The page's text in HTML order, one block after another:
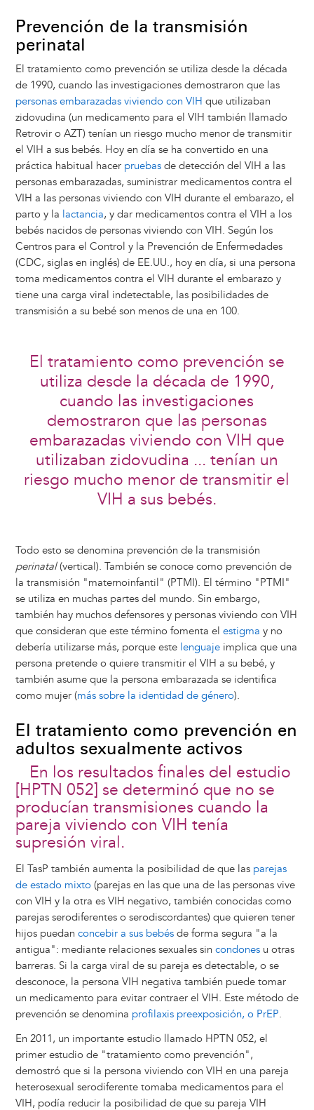
Prevención de la transmisión
perinatal
El tratamiento como prevención se utiliza desde la década
de 1990, cuando las investigaciones demostraron que las
personas embarazadas viviendo con VIH que utilizaban
zidovudina (un medicamento para el VIH también llamado
Retrovir o AZT) tenían un riesgo mucho menor de transmitir
el VIH a sus bebés. Hoy en día se ha convertido en una
práctica habitual hacer pruebasde detección del VIH a las
personas embarazadas, suministrar medicamentos contra el
VIH a las personas viviendo con VIH durante el embarazo, el
parto y la lactancia, y dar medicamentos contra el VIH a los
bebés nacidos de personas viviendo con VIH. Según los
Centros para el Control y la Prevención de Enfermedades
(CDC, siglas en inglés) de EE.UU., hoy en día, si una persona
toma medicamentos contra el VIH durante el embarazo y
tiene una carga viral indetectable, las posibilidades de
transmisión a su bebé son menos de una en 100.
El tratamiento como prevención se
utiliza desde la década de 1990,
cuando las investigaciones
demostraron que las personas
embarazadas viviendo con VIH que
utilizaban zidovudina ... tenían un
riesgo mucho menor de transmitir el
VIH a sus bebés.
Todo esto se denomina prevención de la transmisión
perinatal(vertical). También se conoce como prevención de
la transmisión "maternoinfantil" (PTMI). El término "PTMI"
se utiliza en muchas partes del mundo. Sin embargo,
también hay muchos defensores y personas viviendo con VIH
que consideran que este término fomenta el estigma y no
debería utilizarse más, porque este lenguajeimplica que una
persona pretende o quiere transmitir el VIH a su bebé, y
también asume que la persona embarazada se identifica
como mujer (más sobre la identidad de género).
El tratamiento como prevención en
adultos sexualmente activos
En los resultados finales del estudio
[HPTN 052] se determinó que no se
producían transmisiones cuando la
pareja viviendo con VIH tenía
supresión viral.
El TasP también aumenta la posibilidad de que las parejas
de estado mixto(parejas en las que una de las personas vive
con VIH y la otra es VIH negativo, también conocidas como
parejas serodiferentes o serodiscordantes) que quieren tener
hijos puedan concebir a sus bebésde forma segura "a la
antigua": mediante relaciones sexuales sin condonesu otras
barreras. Si la carga viral de su pareja es detectable, o se
desconoce, la persona VIH negativa también puede tomar
un medicamento para evitar contraer el VIH. Este método de
prevención se denomina profilaxis preexposición, o PrEP.
En 2011, un importante estudio llamado HPTN 052, el
primer estudio de "tratamiento como prevención",
demostró que si la persona viviendo con VIH en una pareja
heterosexual serodiferente tomaba medicamentos para el
VIH, podía reducir la posibilidad de que su pareja VIH